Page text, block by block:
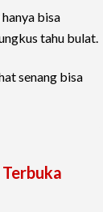
bisa
tahu bulat.
senang bisa